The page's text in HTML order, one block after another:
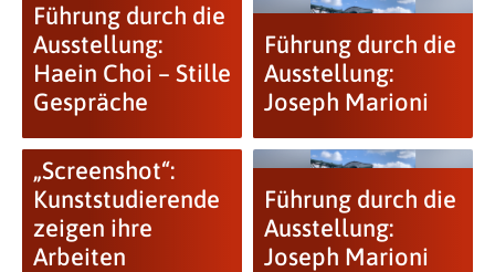
Führung durch die
Ausstellung:
Haein Choi – Stille
Gespräche
Führung durch die
Ausstellung:
Joseph Marioni
„Screenshot“:
Kunststudierende
zeigen ihre
Arbeiten
Führung durch die
Ausstellung:
Joseph Marioni